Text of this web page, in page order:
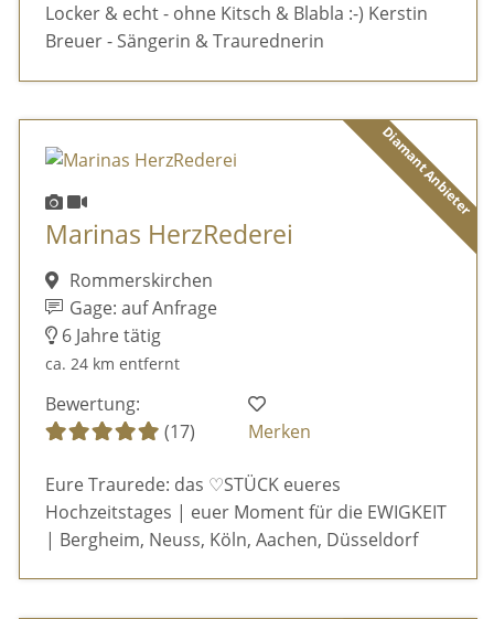
Locker & echt - ohne Kitsch & Blabla :-) Kerstin
Breuer - Sängerin & Traurednerin
Diamant Anbieter
Marinas HerzRederei
Rommerskirchen
Gage: auf Anfrage
6 Jahre tätig
ca. 24 km entfernt
Bewertung:
(17)
Merken
Eure Traurede: das ♡STÜCK eueres
Hochzeitstages | euer Moment für die EWIGKEIT
| Bergheim, Neuss, Köln, Aachen, Düsseldorf